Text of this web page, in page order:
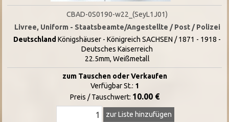
CBAD-0S0190-w22_(SeyL1J01)
Livree, Uniform - Staatsbeamte/Angestellte / Post / Polizei
Deutschland Königshäuser - Königreich SACHSEN / 1871 - 1918 -
Deutsches Kaiserreich
22.5mm, Weißmetall
zum Tauschen oder Verkaufen
Verfügbar St.: 1
Preis / Tauschwert: 10.00 €
zur Liste hinzufügen